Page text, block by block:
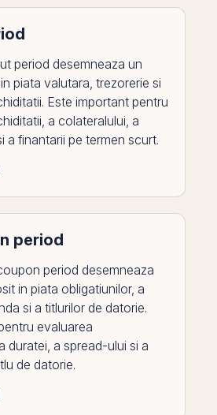
period desemneaza un
piata valutara, trezorerie si
Este important pentru
a colateralului, a
a finantarii pe termen scurt.
period
period desemneaza
in piata obligatiunilor, a
si a titlurilor de datorie.
evaluarea
duratei, a spread-ului si a
de datorie.